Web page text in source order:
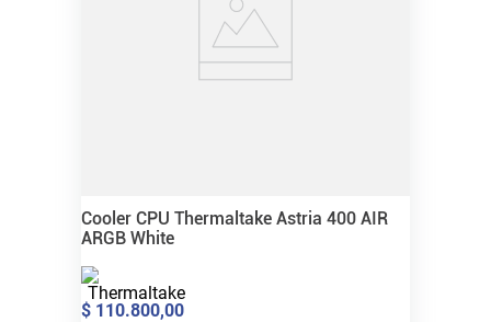
Cooler CPU Thermaltake Astria 400 AIR
ARGB White
$ 110.800,00